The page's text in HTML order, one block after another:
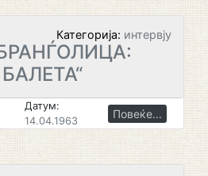
Категорија: интервју
Датум:
14.04.1963
Повеќе...